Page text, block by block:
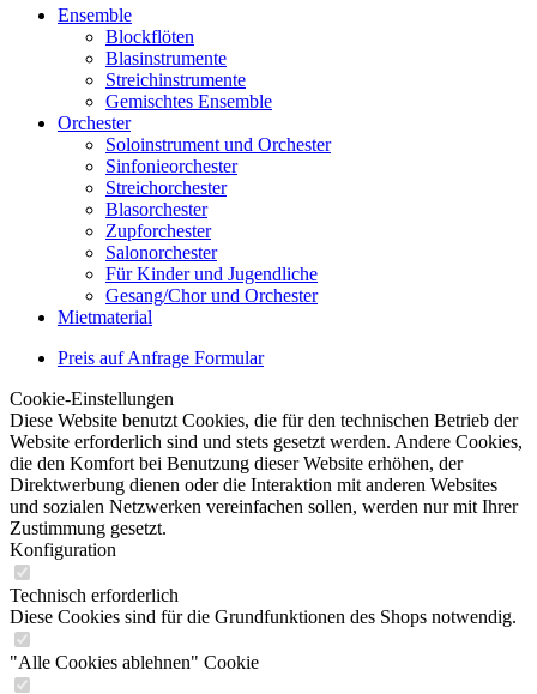
Ensemble
Blockflöten
Blasinstrumente
Streichinstrumente
Gemischtes Ensemble
Orchester
Soloinstrument und Orchester
Sinfonieorchester
Streichorchester
Blasorchester
Zupforchester
Salonorchester
Für Kinder und Jugendliche
Gesang/Chor und Orchester
Mietmaterial
Preis auf Anfrage Formular
Cookie-Einstellungen
Diese Website benutzt Cookies, die für den technischen Betrieb der
Website erforderlich sind und stets gesetzt werden. Andere Cookies,
die den Komfort bei Benutzung dieser Website erhöhen, der
Direktwerbung dienen oder die Interaktion mit anderen Websites
und sozialen Netzwerken vereinfachen sollen, werden nur mit Ihrer
Zustimmung gesetzt.
Konfiguration
Technisch erforderlich
Diese Cookies sind für die Grundfunktionen des Shops notwendig.
"Alle Cookies ablehnen" Cookie